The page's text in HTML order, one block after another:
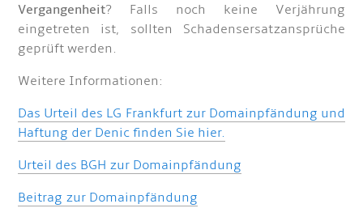
Vergangenheit? Falls noch keine Verjährung
eingetreten ist, sollten Schadensersatzansprüche
geprüft werden.
Weitere Informationen:
Das Urteil des LG Frankfurt zur Domainpfändung und
Haftung der Denic finden Sie hier.
Urteil des BGH zur Domainpfändung
Beitrag zur Domainpfändung